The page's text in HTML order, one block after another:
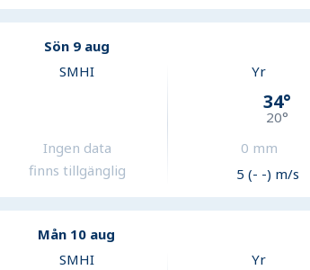
Sön 9 aug
SMHI
Ingen data
finns tillgänglig
Yr
34°
20°
0 mm
5 (- -) m/s
Mån 10 aug
SMHI Yr